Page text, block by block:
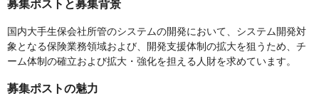
募集ポストと募集背景
国内大手生保会社所管のシステムの開発において、システム開発対
象となる保険業務領域および、開発支援体制の拡大を狙うため、チ
ーム体制の確立および拡大・強化を担える人財を求めています。
募集ポストの魅力